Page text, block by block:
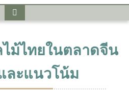
ม้ไทยในตลาดจีน
ละแนวโน้ม